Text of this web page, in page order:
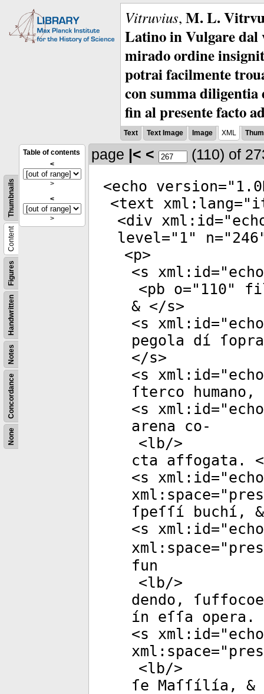
Vitruvius, M. L.
Latino in Vulgare dal
mirado ordine
potrai facilmente
con summa
fin al presente facto
Text Text Image Image XML
None
Concordance
Notes
Handwritten
Figures
Content
Thumbnails
Table of contents
<
>
<
>
page |< < (110) of
<echo version="
<text xml:lang="
<div xml:id="
level=" 1" n="246
<p>
<s xml:id="
<pb o=" 110"
& </s>
<s xml:id="
pegola dí
</s>
<s xml:id="
ſterco
<s xml:id="
arena co-
<lb/>
cta affogata.
<s xml:id="
xml:space="
ſpeſſí buchí,
<s xml:id="
xml:space="
fun
<lb/>
dendo,
ín eſſa opera.
<s xml:id="
xml:space="
<lb/>
ſe Maſſílía, &